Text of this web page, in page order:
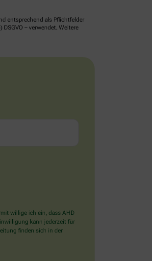
entsprechend als Pflichtfelder
– verwendet. Weitere
willige ich ein, dass AHD
kann jederzeit für
finden sich in der